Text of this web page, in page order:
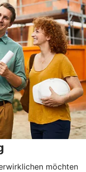
möchten